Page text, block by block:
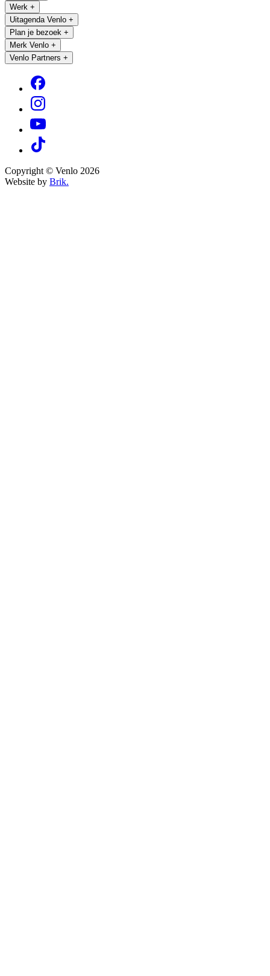
Werk +
Uitagenda Venlo +
Plan je bezoek +
Merk Venlo +
Venlo Partners +
Copyright © Venlo 2026
Website by Brik.